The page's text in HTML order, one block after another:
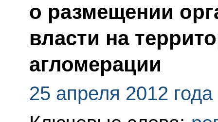
о размещении
власти на
агломерации
25 апреля 2012 года